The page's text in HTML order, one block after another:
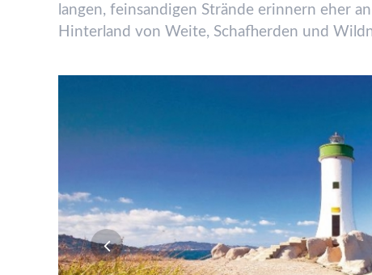
langen, feinsandigen Strände erinnern eher
Hinterland von Weite, Schafherden und